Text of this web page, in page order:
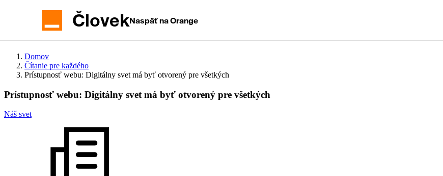
menu
ČlovekNaspäť na Orange
Domov
Čítanie pre každého
Prístupnosť webu: Digitálny svet má byť otvorený pre všetkých
Prístupnosť webu: Digitálny svet má byť otvorený pre všetkých
Náš svet